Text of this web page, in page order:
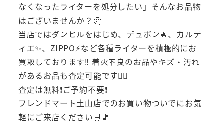
なくなったライターを処分したい」そんなお品物
はございませんか？🤔
当店ではダンヒルをはじめ、デュポン🔥、カルテ
ィエ✨、ZIPPO⚡など各種ライターを積極的にお
買取しております‼️ 着火不良のお品やキズ・汚れ
があるお品も査定可能です🙆‍♂️
査定は無料❗ご予約不要❗
フレンドマート土山店でのお買い物ついでにお気
軽にご来店ください🛒🎵